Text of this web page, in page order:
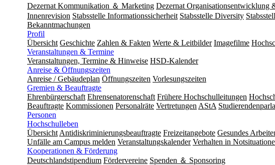
Dezernat Kommunikation ＆ Marketing Dezernat Organisationsentwicklung
Innenrevision Stabsstelle In­for­ma­ti­ons­sicher­heit Stabsstelle Diversity
Bekanntmachungen
Profil
Übersicht Geschichte Zahlen & Fakten Werte & Leitbilder Imagefilme
Veranstaltungen & Termine
Veranstaltungen, Termine & Hinweise HSD-Kalender
Anreise & Öffnungszeiten
Anreise / Gebäudeplan Öffnungszeiten Vorlesungszeiten
Gremien & Beauftragte
Ehrenbürgerschaft Ehrensenatorenschaft Frühere Hochschulleitungen
Beauftragte Kommissionen Personalräte Vertretungen AStA
Personen
Hochschulleben
Übersicht Antidiskriminierungsbeauftragte Freizeitangebote Gesundes
Unfälle am Campus melden Veranstaltungskalender Verhalten in
Kooperationen & Förderung
Deutschlandstipendium Fördervereine Spenden ＆ Sponsoring